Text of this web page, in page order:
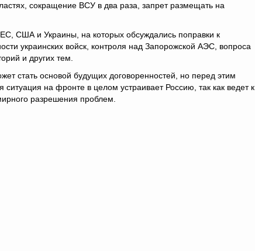
сокращение ВСУ в два раза, запрет размещать на
США и Украины, на которых обсуждались поправки к
украинских войск, контроля над Запорожской АЭС, вопроса
и других тем.
стать основой будущих договоренностей, но перед этим
на фронте в целом устраивает Россию, так как ведет к
разрешения проблем.